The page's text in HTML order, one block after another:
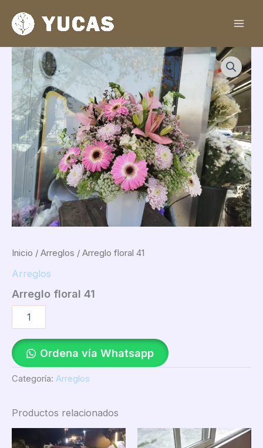
contenido
Inicio / Arreglos / Arreglo floral 41
Arreglos
Arreglo floral 41
Arreglo
floral
41
cantidad
Ordena vía Whatsapp
Categoría: Arreglos
Productos relacionados